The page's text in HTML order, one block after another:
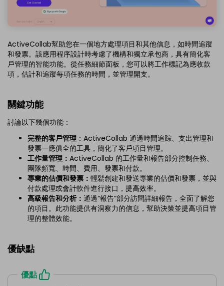
ActiveCollab幫助您在一個地方處理項目和其他信息，如時間追蹤
和發票。該應用程序設計時考慮了機構和獨立承包商，具有簡化客
戶管理的智能功能。從任務細節面板，您可以將工作標記為應收款
項，估計和追蹤每項任務的時間，並管理開支。
關鍵功能
討論以下幾個功能：
完整的客戶管理 ：ActiveCollab 通過時間追踪、支出管理和
發票一應俱全的工具，簡化了客戶項目管理。
工作量管理： ActiveCollab 的工作量和報告部分控制任務、
團隊頻寬、時間、費用、發票和付款。
專業的估價和發票： 輕鬆創建和發送專業的估價和發票，並與
付款處理或會計軟件進行接口，提高效率。
高級報告和分析： 通過“報告”部分訪問詳細報告，全面了解您
的項目。此功能提供有洞察力的信息，幫助決策並提高項目管
理的整體效能。
優缺點
優點